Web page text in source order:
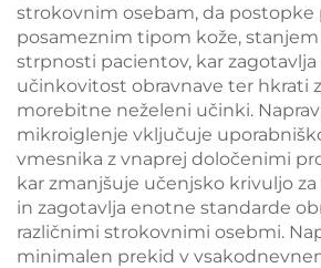
strokovnim osebam, da postopke
posameznim tipom kože,
strpnosti pacientov, kar
učinkovitost obravnave ter hkrati
morebitne neželeni učinki.
mikroiglenje vključuje
vmesnika z vnaprej določenimi
kar zmanjšuje učenjsko krivuljo
in zagotavlja enotne standarde
različnimi strokovnimi osebmi.
minimalen prekid v